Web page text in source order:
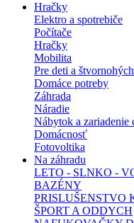
Hračky
Elektro a spotrebiče
Počítače
Hračky
Mobilita
Pre deti a
Domáce potreby
Záhrada
Náradie
Nábytok a zariadenie
Domácnosť
Fotovoltika
Na záhradu
LETO - SLNKO -
BAZÉNY
PRISLUŠENSTVO
ŠPORT A ODDYCH